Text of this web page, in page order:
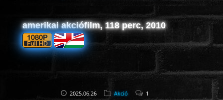
KALAND
FANTASY
amerikai akciófilm, 118 perc, 2010
2025.06.26 Akció 1